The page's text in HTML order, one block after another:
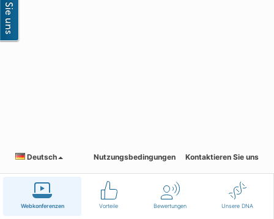
Webkonferenzen Vorteile Bewertungen Unsere DNA
Deutsch Nutzungsbedingungen Kontaktieren Sie uns